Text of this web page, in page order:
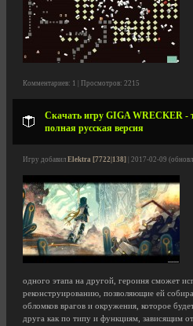
Комментариев: 1 | Просмотров: 2215
Скачать игру GIGA WRECKER -
полная русская версия
Игру добавил Elektra [7722|138] | 2017-02-09
одного этапа на другой, героиня сможет
реконструированию, позволяющие ей
обломков врагов и окружения, которое
друга как по типу и функциям, зависящим